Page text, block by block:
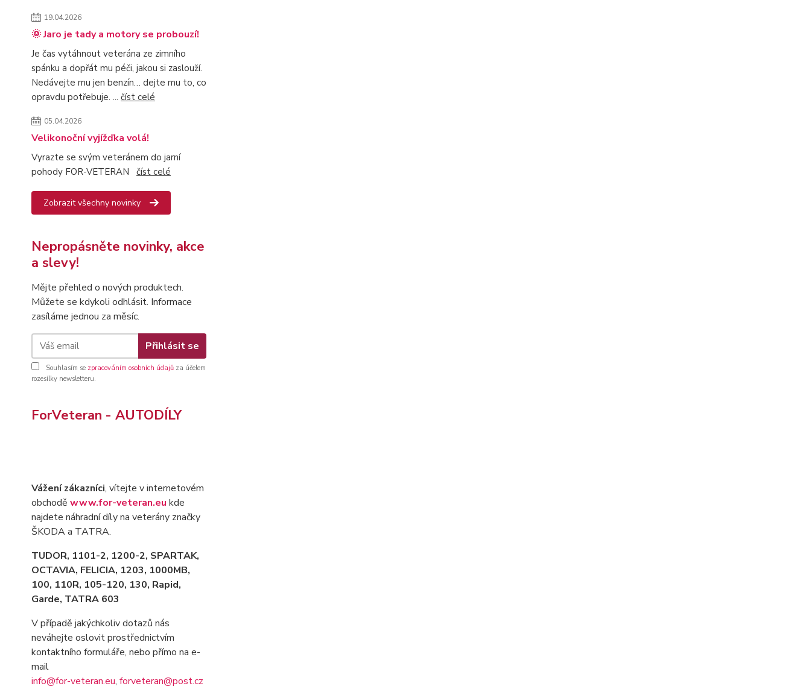
19.04.2026
🌞 Jaro je tady a motory se probouzí!
Je čas vytáhnout veterána ze zimního
spánku a dopřát mu péči, jakou si zaslouží.
Nedávejte mu jen benzín… dejte mu to, co
opravdu potřebuje. ... číst celé
05.04.2026
Velikonoční vyjížďka volá!
Vyrazte se svým veteránem do jarní
pohody FOR-VETERAN číst celé
Zobrazit všechny novinky
Nepropásněte novinky, akce
a slevy!
Mějte přehled o nových produktech.
Můžete se kdykoli odhlásit. Informace
zasíláme jednou za měsíc.
Přihlásit se
Souhlasím se zpracováním osobních údajů za účelem
rozesílky newsletteru.
ForVeteran - AUTODÍLY
Vážení zákazníci, vítejte v internetovém
obchodě www.for-veteran.eu kde
najdete náhradní díly na veterány značky
ŠKODA a TATRA.
TUDOR, 1101-2, 1200-2, SPARTAK,
OCTAVIA, FELICIA, 1203, 1000MB,
100, 110R, 105-120, 130, Rapid,
Garde, TATRA 603
V případě jakýchkoliv dotazů nás
neváhejte oslovit prostřednictvím
kontaktního formuláře, nebo přímo na e-
mail
info@for-veteran.eu, forveteran@post.cz